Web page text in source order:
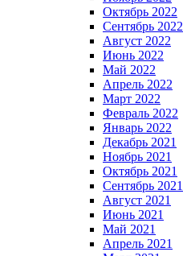
Октябрь 2022
Сентябрь 2022
Август 2022
Июнь 2022
Май 2022
Апрель 2022
Март 2022
Февраль 2022
Январь 2022
Декабрь 2021
Ноябрь 2021
Октябрь 2021
Сентябрь 2021
Август 2021
Июнь 2021
Май 2021
Апрель 2021